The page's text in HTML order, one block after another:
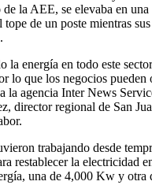
la AEE, se elevaba en una
tope de un poste mientras
la energía en todo este
lo que los negocios pueden
la agencia Inter News
director regional de San
trabajando desde
restablecer la electricidad
una de 4,000 Kw y otra